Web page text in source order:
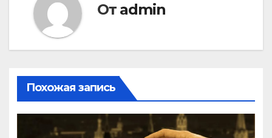
От admin
Похожая запись